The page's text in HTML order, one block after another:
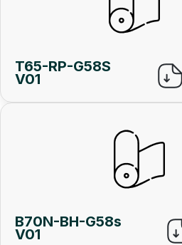
T65-RP-G58S
V01
B70N-BH-G58s
V01